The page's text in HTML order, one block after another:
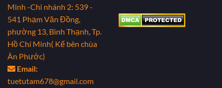
Minh -Chi nhánh 2: 539 -
541 Phạm Văn Đồng,
phường 13, Bình Thạnh, Tp.
Hồ Chí Minh( Kế bên chùa
Ân Phước)
Email:
tuetutam678@gmail.com